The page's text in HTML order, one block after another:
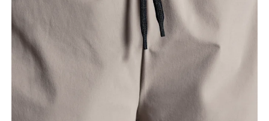
Cintura
Meça ao redor da parte mais estreita da cintura.